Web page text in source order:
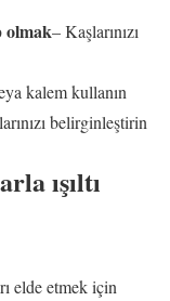
olmak– Kaşlarınızı
kalem kullanın
belirginleştirin
ışıltı
elde etmek için